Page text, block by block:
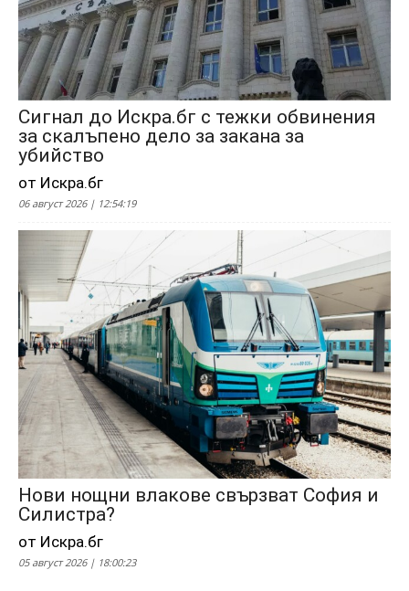
Сигнал до Искра.бг с тежки обвинения
за скалъпено дело за закана за
убийство
от Искра.бг
06 август 2026 | 12:54:19
Нови нощни влакове свързват София и
Силистра?
от Искра.бг
05 август 2026 | 18:00:23